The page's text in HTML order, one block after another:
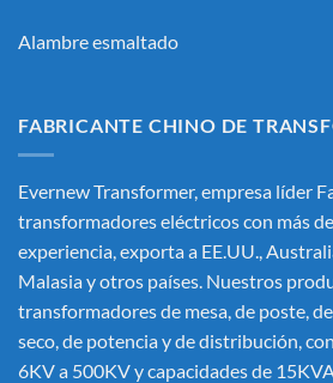
Alambre esmaltado
FABRICANTE CHINO DE
Evernew Transformer, empresa líder
transformadores eléctricoscon más
experiencia, exporta a EE.UU.,
Malasia y otros países. Nuestros
transformadores de mesa, de poste,
seco, de potencia y de distribución,
6KV a 500KV y capacidades de